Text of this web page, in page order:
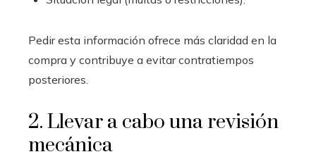
Pedir esta información ofrece más claridad en la
compra y contribuye a evitar contratiempos
posteriores.
2. Llevar a cabo una revisión
mecánica